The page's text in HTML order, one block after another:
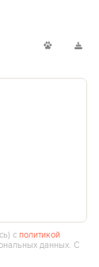
сполитикой
данных. С